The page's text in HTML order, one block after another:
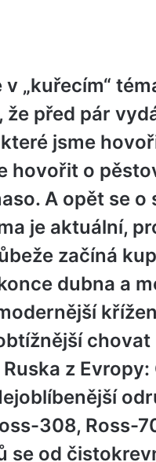
v „kuřecím“
že před pár
jsme
hovořit o
A opět se
je aktuální,
začíná
dubna a
z
308, Ross-
se od